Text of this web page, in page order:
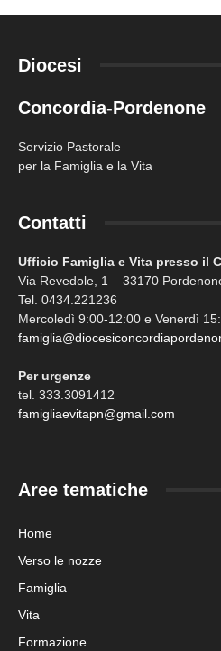
Diocesi
Concordia-Pordenone
Servizio Pastorale
per la Famiglia e la Vita
Contatti
Ufficio Famiglia e Vita presso il
Via Revedole, 1 – 33170
Tel. 0434.221236
Mercoledì 9:00-12:00 e Venerdì
Per urgenze
tel. 333.3091412
famigliaevitapn@gmail.com
Aree tematiche
Home
Verso le nozze
Famiglia
Vita
Formazione